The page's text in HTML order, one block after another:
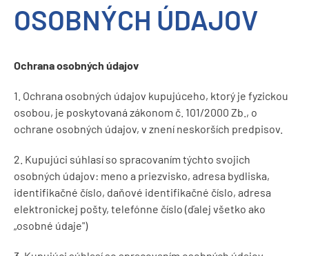
OSOBNÝCH ÚDAJOV
Ochrana osobných údajov
1. Ochrana osobných údajov kupujúceho, ktorý je fyzickou
osobou, je poskytovaná zákonom č. 101/2000 Zb., o
ochrane osobných údajov, v znení neskorších predpisov.
2. Kupujúci súhlasí so spracovaním týchto svojich
osobných údajov: meno a priezvisko, adresa bydliska,
identifikačné číslo, daňové identifikačné číslo, adresa
elektronickej pošty, telefónne číslo (ďalej všetko ako
„osobné údaje")